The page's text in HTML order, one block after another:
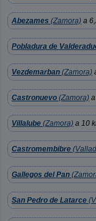
Abezames (Zamora) a
Pobladura de
Vezdemarban (Zamora)
Castronuevo (Zamora)
Villalube (Zamora) a 10
Castromembibre
Gallegos del Pan
San Pedro de Latarce